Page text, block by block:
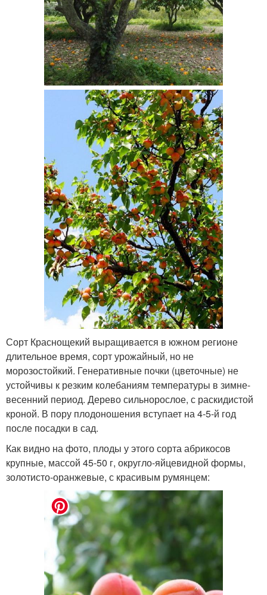
Сорт Краснощекий выращивается в южном регионе
длительное время, сорт урожайный, но не
морозостойкий. Генеративные почки (цветочные) не
устойчивы к резким колебаниям температуры в зимне-
весенний период. Дерево сильнорослое, с раскидистой
кроной. В пору плодоношения вступает на 4-5-й год
после посадки в сад.
Как видно на фото, плоды у этого сорта абрикосов
крупные, массой 45-50 г, округло-яйцевидной формы,
золотисто-оранжевые, с красивым румянцем: